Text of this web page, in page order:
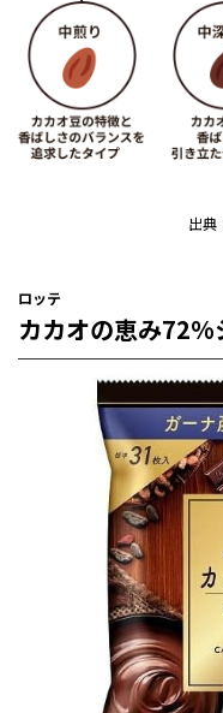
出典
ロッテ
カカオの恵み